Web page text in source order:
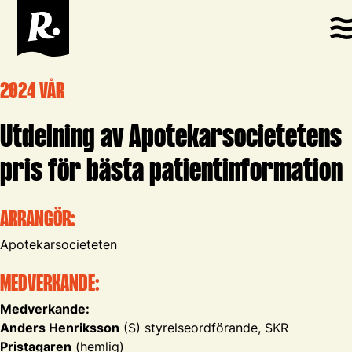
2024 VÅR
Utdelning av Apotekarsocietetens
pris för bästa patientinformation
ARRANGÖR:
Apotekarsocieteten
MEDVERKANDE:
Medverkande:
Anders Henriksson (S) styrelseordförande, SKR
Pristagaren (hemlig)